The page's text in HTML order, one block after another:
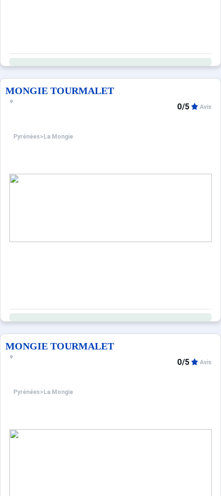
MONGIE TOURMALET
Pyrénées> La Mongie
0/5 Avis
MONGIE TOURMALET
Pyrénées> La Mongie
0/5 Avis